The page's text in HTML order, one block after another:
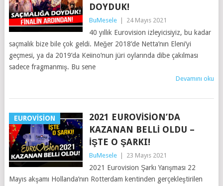
DOYDUK!
BuMesele 24 Mayıs 2021
40 yıllık Eurovision izleyicisiyiz, bu kadar
saçmalık bize bile çok geldi. Meğer 2018’de Netta’nın Eleni’yi
geçmesi, ya da 2019’da Keiino’nun jüri oylarında dibe çakılması
sadece fragmanmış. Bu sene
Devamını oku
EUROVISION
2021 EUROVISION’DA
KAZANAN BELLI OLDU –
İŞTE O ŞARKI!
BuMesele 23 Mayıs 2021
2021 Eurovision Şarkı Yarışması 22
Mayıs akşamı Hollanda’nın Rotterdam kentinden gerçekleştirilen